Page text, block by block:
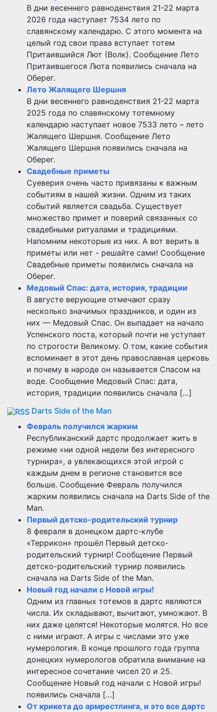
В дни весеннего равноденствия 21-22 марта
2026 года наступает 7534 лето по
славянскому календарю. С этого момента на
целый год свои права вступает тотем
Притаившийся Лют (Волк). Сообщение Лето
Притаившегося Люта появились сначала на
Оберег.
Лето Жалящего Шершня
В дни весеннего равноденствия 21-22 марта
2025 года по славянскому тотемному
календарю наступает новое 7533 лето – лето
Жалящего Шершня. Сообщение Лето
Жалящего Шершня появились сначала на
Оберег.
Свадебные приметы
Суеверия очень часто привязаны к важным
событиям в нашей жизни. Одним из таких
событий является свадьба. Существует
множество примет и поверий связанных со
свадебными ритуалами и традициями.
Напомним некоторые из них. А вот верить в
приметы или нет - решайте сами! Сообщение
Свадебные приметы появились сначала на
Оберег.
Медовый Спас: дата, история, традиции
В августе верующие отмечают сразу
несколько значимых праздников, и один из
них — Медовый Спас. Он выпадает на начало
Успенского поста, который почти не уступает
по строгости Великому. О том, какие события
вспоминает в этот день православная церковь
и почему в народе он называется Спасом на
воде. Сообщение Медовый Спас: дата,
история, традиции появились сначала […]
Darts Side of the Man
Февраль получился жарким
Республиканский дартс продолжает жить в
режиме «ни одной недели без интересного
турнира», а увлекающихся этой игрой с
каждым днем в регионе становится все
больше. Сообщение Февраль получился
жарким появились сначала на Darts Side of the
Man.
Первый детско-родительский турнир
8 февраля в донецком дартс-клубе
«Террикон» прошёл Первый детско-
родительский турнир! Сообщение Первый
детско-родительский турнир появились
сначала на Darts Side of the Man.
Новый год начали с Новой игры!
Одним из главных тотемов в дартс являются
числа. Их складывают, вычитают, умножают. В
них даже целятся! Некоторые молятся. Но все
с ними играют. А игры с числами это уже
нумерология. В конце прошлого года группа
донецких нумерологов обратила внимание на
интересное сочетание чисел 20 и 25.
Сообщение Новый год начали с Новой игры!
появились сначала […]
От крикета до армрестлинга, и это все дартс